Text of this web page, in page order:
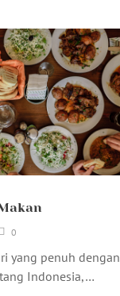
0
yang penuh dengan
Indonesia,…